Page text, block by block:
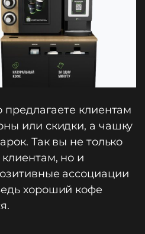
предлагаете клиентам
или скидки, а чашку
Так вы не только
но и
ассоциации
хороший кофе